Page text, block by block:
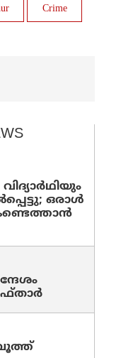
Crime
ഒരാൾ
കണ്ടെത്താൻ
ബൂത്ത്